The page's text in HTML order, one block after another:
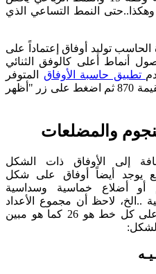
كوكب المشتري وقيمة وفقه 34 وهكذا..حتى النمط التساعي الذي
توليد أوفاق إعتماداً على
أنماط أعلى كالوفق الثنائي
تطبيق حاسبة الأوفاق المتوفر
على متجر جوجل وأبل ثم أدخل القيمة 870 ثم اضغط على زر "أظهر
والمضلعات
إلى الأوفاق ذات الشكل
يوجد أيضاً أوفاق على شكل
أو أضلاع خماسية وسداسية
..الخ، لاحظ أن مجموع الأعداد
في على كل خط هو 26 كما هو مبين